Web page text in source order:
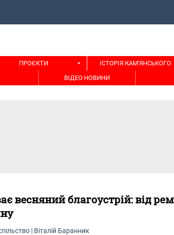
ПРОЄКТИ ІСТОРІЯ КАМ'ЯНСЬКОГО
ВІДЕО НОВИНИ
весняний благоустрій: від
| Віталій Баранник